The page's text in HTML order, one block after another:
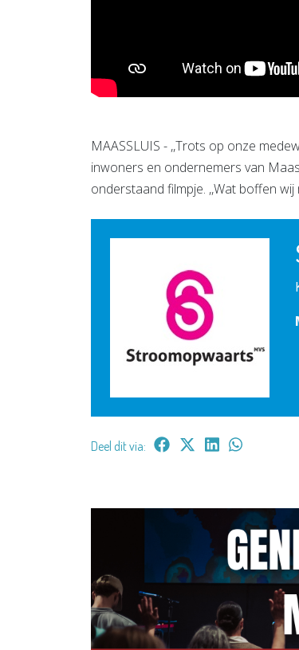
MAASSLUIS - ,,Trots op onze
inwoners en ondernemers van
onderstaand filmpje. ,,Wat boffen
Deel dit via: